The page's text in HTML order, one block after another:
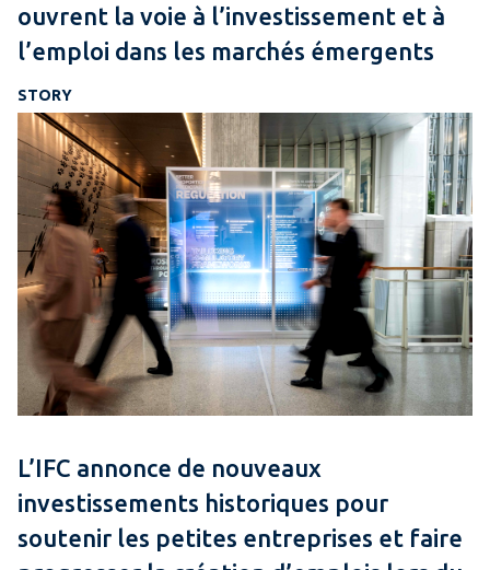
ouvrent la voie à l’investissement et à
l’emploi dans les marchés émergents
STORY
L’IFC annonce de nouveaux
investissements historiques pour
soutenir les petites entreprises et faire